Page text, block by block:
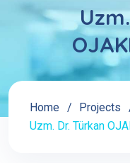
Home
Projects
Uzm. Dr. Türkan